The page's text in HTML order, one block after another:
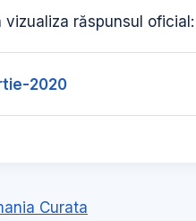
răspunsul oficial:
2020
Curata